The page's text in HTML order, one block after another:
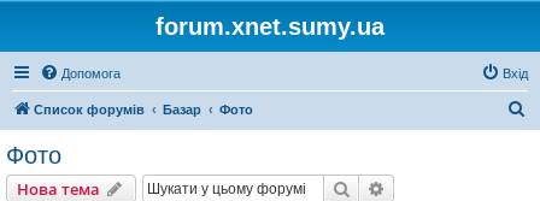
forum.xnet.sumy.ua
Допомога Вхід
Список форумів Базар Фото
Фото
Нова тема Пошук